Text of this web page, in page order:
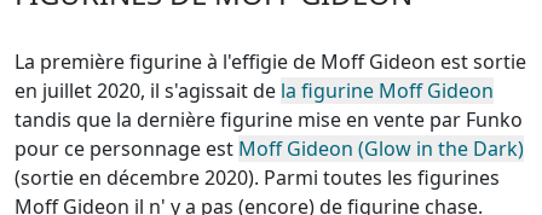
La première figurine à l'effigie de Moff Gideon est sortie
en juillet 2020, il s'agissait de la figurine Moff Gideon
tandis que la dernière figurine mise en vente par Funko
pour ce personnage est Moff Gideon (Glow in the Dark)
(sortie en décembre 2020). Parmi toutes les figurines
Moff Gideon il n' y a pas (encore) de figurine chase.